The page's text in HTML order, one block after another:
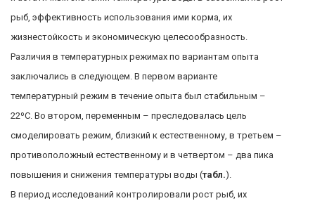
рыб, эффективность использования ими корма, их
жизнестойкость и экономическую целесообразность.
Различия в температурных режимах по вариантам опыта
заключались в следующем. В первом варианте
температурный режим в течение опыта был стабильным –
22ºС. Во втором, переменным – преследовалась цель
смоделировать режим, близкий к естественному, в третьем –
противоположный естественному и в четвертом – два пика
повышения и снижения температуры воды (табл.).
В период исследований контролировали рост рыб, их